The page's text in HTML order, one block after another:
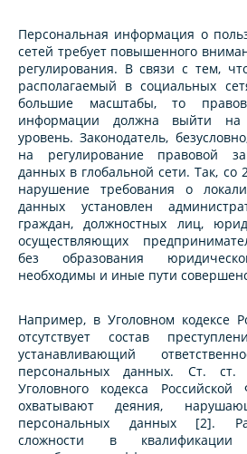
Персональная информация о
сетей требует повышенного
регулирования. В связи с тем,
располагаемый в социальных
большие масштабы, то
информации должна выйти на
уровень. Законодатель,
на регулирование правовой
данных в глобальной сети. Так, со
нарушение требования о
данных установлен
граждан, должностных лиц,
осуществляющих
без образования
необходимы и иные пути
Например, в Уголовном кодексе
отсутствует состав
устанавливающий
персональных данных. Ст.
Уголовного кодекса
охватывают деяния,
персональных данных [2].
сложности в